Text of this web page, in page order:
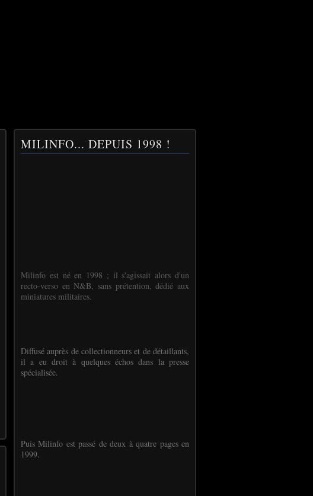
MILINFO... DEPUIS 1998 !
Milinfo est né en 1998 ; il s'agissait alors d'un
recto-verso en N&B, sans prétention, dédié aux
miniatures militaires.
Diffusé auprès de collectionneurs et de détaillants,
il a eu droit à quelques échos dans la presse
spécialisée.
Puis Milinfo est passé de deux à quatre pages en
1999.